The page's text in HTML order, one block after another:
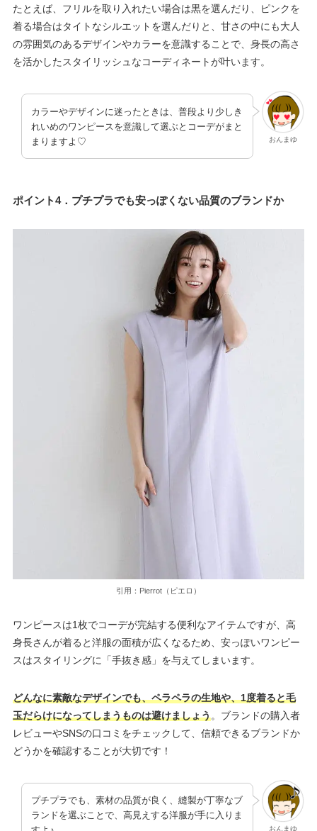
たとえば、フリルを取り入れたい場合は黒を選んだり、ピンクを
着る場合はタイトなシルエットを選んだりと、甘さの中にも大人
の雰囲気のあるデザインやカラーを意識することで、身長の高さ
を活かしたスタイリッシュなコーディネートが叶います。
おんまゆ
カラーやデザインに迷ったときは、普段より少しき
れいめのワンピースを意識して選ぶとコーデがまと
まりますよ♡
ポイント4．プチプラでも安っぽくない品質のブランドか
引用：Pierrot（ピエロ）
ワンピースは1枚でコーデが完結する便利なアイテムですが、高
身長さんが着ると洋服の面積が広くなるため、安っぽいワンピー
スはスタイリングに「手抜き感」を与えてしまいます。
どんなに素敵なデザインでも、ペラペラの生地や、1度着ると毛
玉だらけになってしまうものは避けましょう。ブランドの購入者
レビューやSNSの口コミをチェックして、信頼できるブランドか
どうかを確認することが大切です！
おんまゆ
プチプラでも、素材の品質が良く、縫製が丁寧なブ
ランドを選ぶことで、高見えする洋服が手に入りま